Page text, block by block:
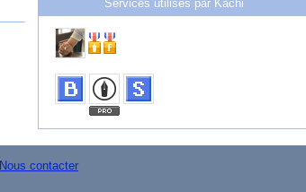
Services utilisés par Kachi
Nous contacter